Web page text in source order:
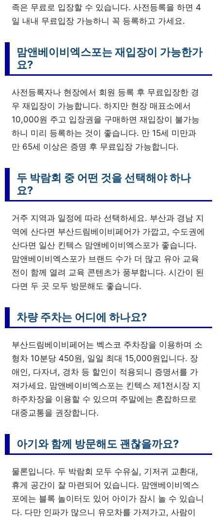
족은 무료로 입장할 수 있습니다. 사전등록을 하면 4
일 내내 무료입장 가능하니 꼭 등록하고 가세요.
맘앤베이비엑스포는 재입장이 가능한가
요?
사전등록자나 현장에서 회원 등록 후 무료입장한 경
우 재입장이 가능합니다. 하지만 현장 매표소에서
10,000원 주고 입장권을 구매하면 재입장이 불가능
하니 미리 등록하는 것이 좋습니다. 만 15세 미만과
만 65세 이상은 증명 후 무료입장 가능합니다.
두 박람회 중 어떤 것을 선택해야 하나
요?
거주 지역과 일정에 따라 선택하세요. 부산과 경남 지
역에 산다면 부산드림베이비페어가 가깝고, 수도권에
산다면 일산 킨텍스 맘앤베이비엑스포가 좋습니다.
맘앤베이비엑스포가 브랜드 수가 더 많고 유아 교육
전이 함께 열려 교육 콘텐츠가 풍부합니다. 시간이 된
다면 두 곳 모두 방문해도 좋습니다.
차량 주차는 어디에 하나요?
부산드림베이비페어는 벡스코 주차장을 이용하며 소
형차 10분당 450원, 일일 최대 15,000원입니다. 장
애인, 다자녀, 경차 등 할인이 적용되니 증명서를 가
져가세요. 맘앤베이비엑스포는 킨텍스 제1전시장 지
하주차장을 이용할 수 있으며 주말에는 혼잡하므로
대중교통을 권장합니다.
아기와 함께 방문해도 괜찮을까요?
물론입니다. 두 박람회 모두 수유실, 기저귀 교환대,
휴게 공간이 잘 마련되어 있습니다. 맘앤베이비엑스
포에는 블록 놀이터도 있어 아이가 잠시 놀 수 있습니
다. 다만 인파가 많으니 유모차를 가져가고, 사람이